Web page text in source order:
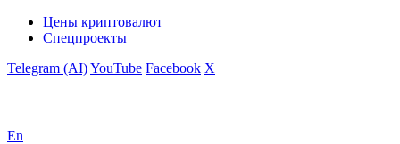
Цены криптовалют
Спецпроекты
Telegram (AI)YouTube Facebook X
En